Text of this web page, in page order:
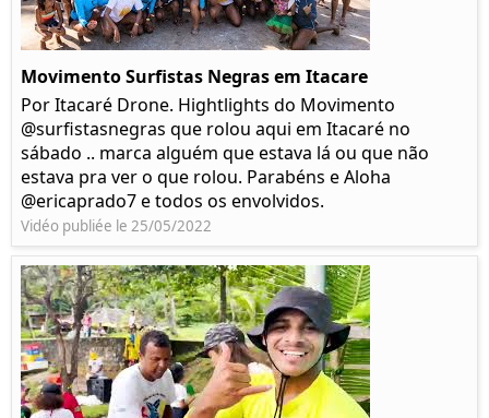
Movimento Surfistas Negras em Itacare
Por Itacaré Drone. Hightlights do Movimento
@surfistasnegras que rolou aqui em Itacaré no
sábado .. marca alguém que estava lá ou que não
estava pra ver o que rolou. Parabéns e Aloha
@ericaprado7 e todos os envolvidos.
Vidéo publiée le 25/05/2022